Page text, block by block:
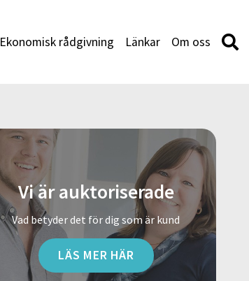
Ekonomisk rådgivning Länkar Om oss
Vi är auktoriserade
Vad betyder det för dig som är kund
LÄS MER HÄR